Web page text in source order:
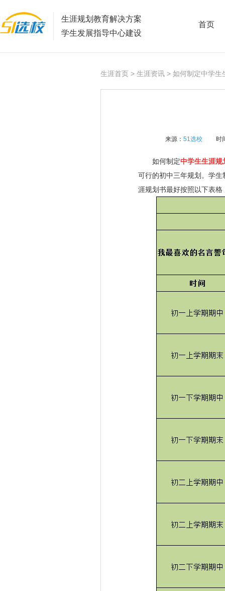
生涯规划教育解决方案
学生发展指导中心建设
首页
生涯首页 > 生涯资讯 > 如何制定中学生
来源： 51选校 时
如何制定中学生生涯规
可行的初中三年规划。学
涯规划书最好按照以下表格